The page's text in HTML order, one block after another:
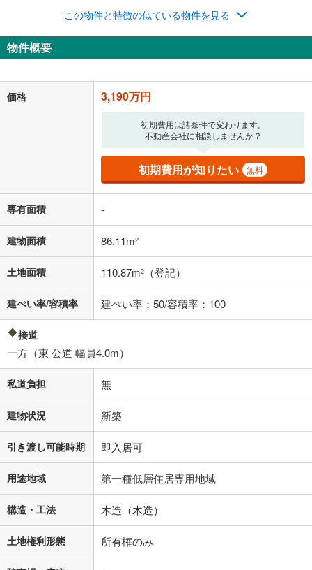
ナス時の増額分（1回分）を入力してください。
ボーナス払いの限度額は金融機関によって異なります。
閉じる
月々の返済額
上、ご自身での入力をお願いいたします。初期設定で自動入力されてい
る値は、実際の金融機関等における貸出金利とは何ら関係がなく、実際
の金融機関等における貸出金利を何ら保証するものではありません。返
済方法「元利均等返済」にて算出しております。入力された金利を35年
適用した場合の計算結果を表示しています。
その他月額費用や、初期費用がかかります。ご注意ください。実際にお
借り入れの際は各金融機関等に、必ずご自身でご確認をお願いいたしま
す。
条件によってお借り入れができないことがあります。
不動産会社に購入相談をする
閉じる
この物件と特徴の似ている物件を見る
物件概要
価格 3,190万円
初期費用は諸条件で変わります。
不動産会社に相談しませんか？
初期費用が知りたい 無料
専有面積 -
建物面積 86.11m2
土地面積 110.87m2 （登記）
建ぺい率/容積率 建ぺい率：50/容積率：100
接道
一方（東 公道 幅員4.0m）
私道負担 無
建物状況 新築
引き渡し可能時期 即入居可
用途地域 第一種低層住居専用地域
構造・工法 木造（木造）
土地権利形態 所有権のみ